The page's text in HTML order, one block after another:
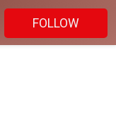
FOLLOW